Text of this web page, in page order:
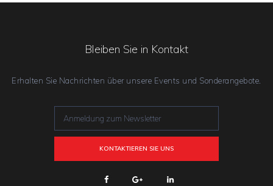
Bleiben Sie in Kontakt
Erhalten Sie Nachrichten über unsere Events und Sonderangebote.